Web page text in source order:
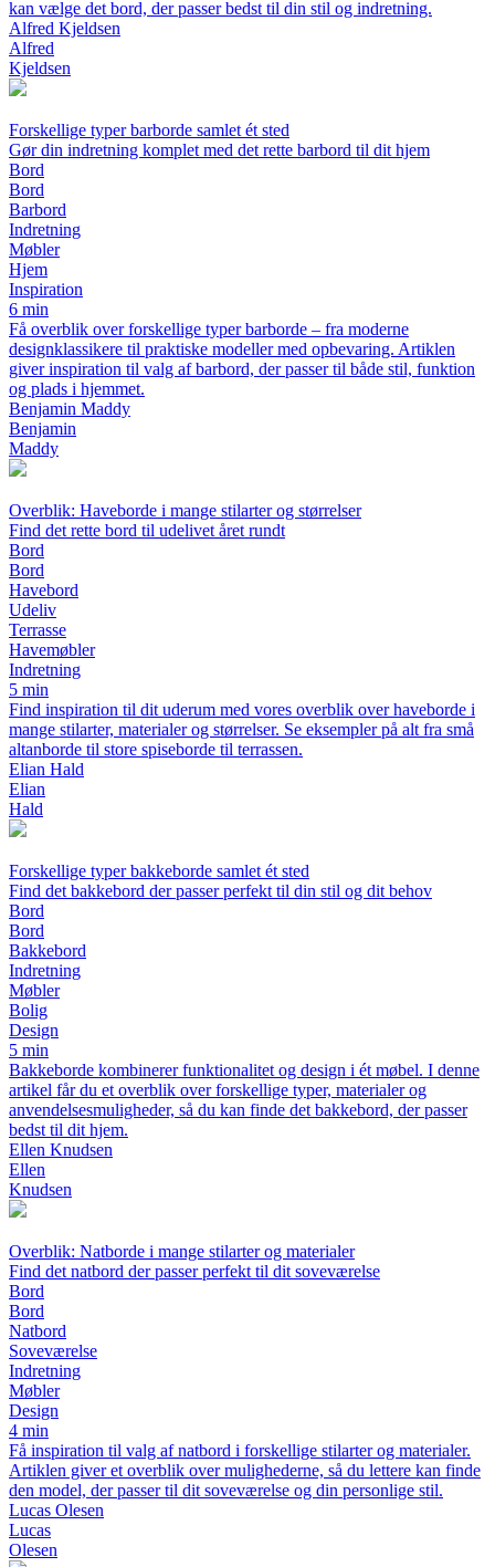
kan vælge det bord, der passer bedst til din stil og indretning.
Alfred Kjeldsen
Alfred
Kjeldsen
Forskellige typer barborde samlet ét sted
Gør din indretning komplet med det rette barbord til dit hjem
Bord
Bord
Barbord
Indretning
Møbler
Hjem
Inspiration
6 min
Få overblik over forskellige typer barborde – fra moderne
designklassikere til praktiske modeller med opbevaring. Artiklen
giver inspiration til valg af barbord, der passer til både stil, funktion
og plads i hjemmet.
Benjamin Maddy
Benjamin
Maddy
Overblik: Haveborde i mange stilarter og størrelser
Find det rette bord til udelivet året rundt
Bord
Bord
Havebord
Udeliv
Terrasse
Havemøbler
Indretning
5 min
Find inspiration til dit uderum med vores overblik over haveborde i
mange stilarter, materialer og størrelser. Se eksempler på alt fra små
altanborde til store spiseborde til terrassen.
Elian Hald
Elian
Hald
Forskellige typer bakkeborde samlet ét sted
Find det bakkebord der passer perfekt til din stil og dit behov
Bord
Bord
Bakkebord
Indretning
Møbler
Bolig
Design
5 min
Bakkeborde kombinerer funktionalitet og design i ét møbel. I denne
artikel får du et overblik over forskellige typer, materialer og
anvendelsesmuligheder, så du kan finde det bakkebord, der passer
bedst til dit hjem.
Ellen Knudsen
Ellen
Knudsen
Overblik: Natborde i mange stilarter og materialer
Find det natbord der passer perfekt til dit soveværelse
Bord
Bord
Natbord
Soveværelse
Indretning
Møbler
Design
4 min
Få inspiration til valg af natbord i forskellige stilarter og materialer.
Artiklen giver et overblik over mulighederne, så du lettere kan finde
den model, der passer til dit soveværelse og din personlige stil.
Lucas Olesen
Lucas
Olesen